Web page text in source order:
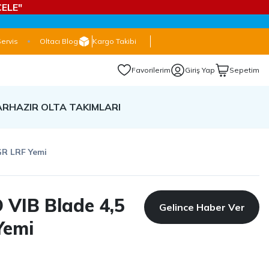
Oltacı Blog Kargo Takibi
Favorilerim Giriş Yap Sepetim
HAZIR OLTA TAKIMLARI
LRF Yemi
VIB Blade 4,5
Gelince Haber Ver